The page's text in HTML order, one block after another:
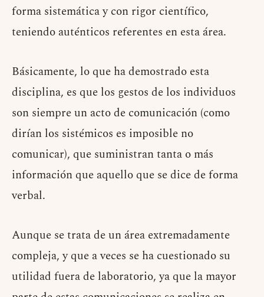
forma sistemática y con rigor científico,
teniendo auténticos referentes en esta área.
Básicamente, lo que ha demostrado esta
disciplina, es que los gestos de los individuos
son siempre un acto de comunicación (como
dirían los sistémicos es imposible no
comunicar), que suministran tanta o más
información que aquello que se dice de forma
verbal.
Aunque se trata de un área extremadamente
compleja, y que a veces se ha cuestionado su
utilidad fuera de laboratorio, ya que la mayor